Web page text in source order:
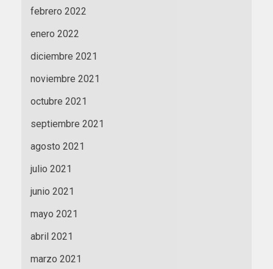
febrero 2022
enero 2022
diciembre 2021
noviembre 2021
octubre 2021
septiembre 2021
agosto 2021
julio 2021
junio 2021
mayo 2021
abril 2021
marzo 2021